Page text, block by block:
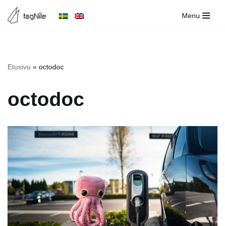
Menu
Etusivu » octodoc
octodoc